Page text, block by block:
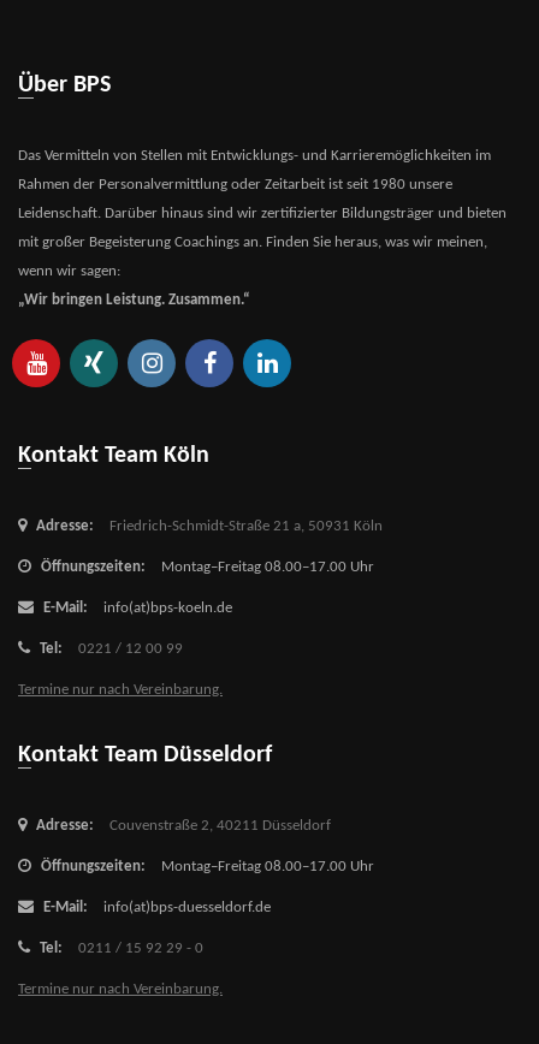
Über BPS
Das Vermitteln von Stellen mit Entwicklungs- und Karrieremöglichkeiten im
Rahmen der Personalvermittlung oder Zeitarbeit ist seit 1980 unsere
Leidenschaft. Darüber hinaus sind wir zertifizierter Bildungsträger und bieten
mit großer Begeisterung Coachings an. Finden Sie heraus, was wir meinen,
wenn wir sagen:
„Wir bringen Leistung. Zusammen.“
Kontakt Team Köln
Adresse: Friedrich-Schmidt-Straße 21 a, 50931 Köln
Öffnungszeiten: Montag–Freitag 08.00–17.00 Uhr
E-Mail: info(at)bps-koeln.de
Tel: 0221 / 12 00 99
Termine nur nach Vereinbarung.
Kontakt Team Düsseldorf
Adresse: Couvenstraße 2, 40211 Düsseldorf
Öffnungszeiten: Montag–Freitag 08.00–17.00 Uhr
E-Mail: info(at)bps-duesseldorf.de
Tel: 0211 / 15 92 29 - 0
Termine nur nach Vereinbarung.